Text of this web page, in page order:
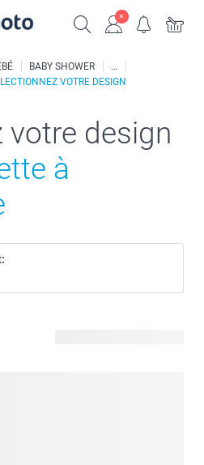
BABY SHOWER
VOTRE DESIGN
votre design
à